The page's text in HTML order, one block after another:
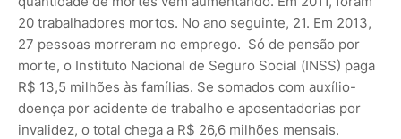
20 trabalhadores mortos. No ano seguinte, 21. Em 2013,
27 pessoas morreram no emprego. Só de pensão por
morte, o Instituto Nacional de Seguro Social (INSS) paga
R$ 13,5 milhões às famílias. Se somados com auxílio-
doença por acidente de trabalho e aposentadorias por
invalidez, o total chega a R$ 26,6 milhões mensais.